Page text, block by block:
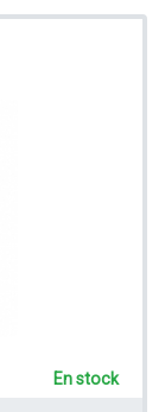
En stock